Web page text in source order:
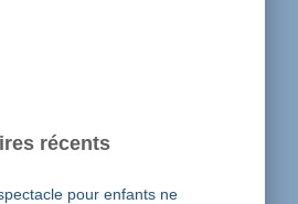
récents
pour enfants ne